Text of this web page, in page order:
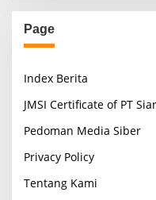
Page
Index Berita
JMSI Certificate of PT
Pedoman Media Siber
Privacy Policy
Tentang Kami